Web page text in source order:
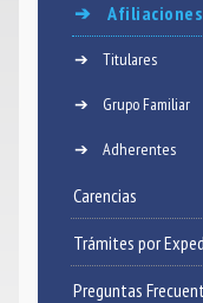
Afiliaciones
Titulares
Grupo Familiar
Adherentes
Carencias
Trámites por
Preguntas